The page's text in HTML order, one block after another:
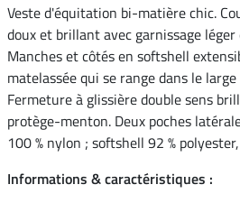
Veste d'équitation bi-matière chic.
doux et brillant avec garnissage
Manches et côtés en softshell
matelassée qui se range dans le
Fermeture à glissière double sens
protège-menton. Deux poches
100 % nylon ; softshell 92 %
Informations & caractéristiques :